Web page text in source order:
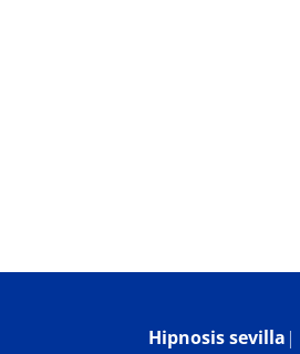
Hipnosis sevilla |